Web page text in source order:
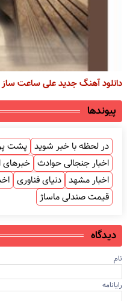
دانلود آهنگ جدید علی ساعت ساز
پیوندها
در لحظه با خبر شوید پشت
اخبار جنجالی حوادث خبرهای
اخبار مشهد دنیای فناوری
قیمت صندلی ماساژ
دیدگاه
نام
رایانامه